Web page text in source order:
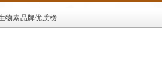
素品牌优质榜单，足量维生素B族固发防脱清白发